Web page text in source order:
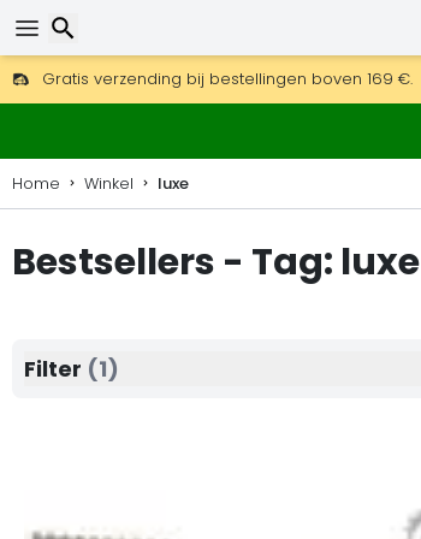
Gratis verzending bij bestellingen boven 169 €.
DHL Express is ook beschikbaar.
Home Winkel luxe
Bestsellers - Tag: luxe
Filter (1)